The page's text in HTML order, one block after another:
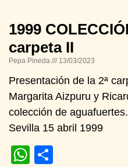
1999
carpeta II
Pepa Pineda 13/03/2023
Presentación de la 2ª
Margarita Aizpuru y
colección de
Sevilla 15 abril 1999
WhatsApp